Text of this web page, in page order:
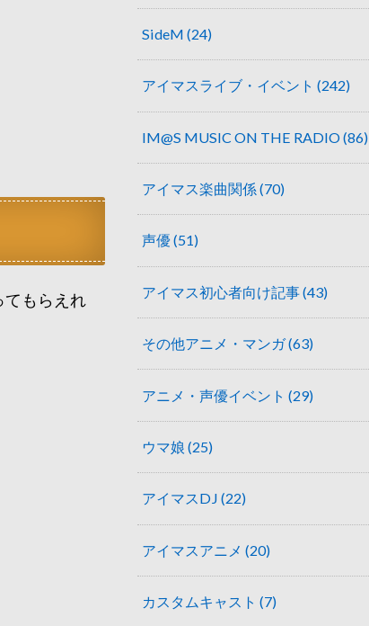
てもらえれ
SideM (24)
アイマスライブ・イベント (242)
IM@S MUSIC ON THE RADIO(86)
アイマス楽曲関係(70)
声優(51)
アイマス初心者向け記事(43)
その他アニメ・マンガ(63)
アニメ・声優イベント (29)
ウマ娘 (25)
アイマスDJ (22)
アイマスアニメ (20)
カスタムキャスト (7)